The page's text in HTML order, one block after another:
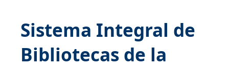
Sistema Integral de
Bibliotecas de la